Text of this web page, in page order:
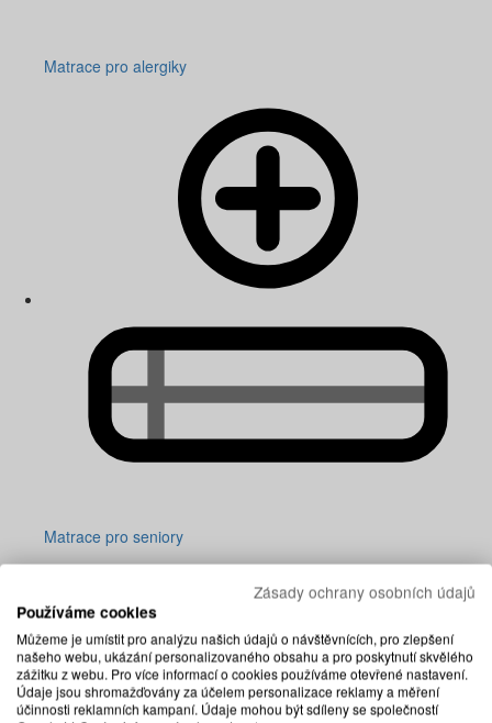
Matrace pro alergiky
Matrace pro seniory
Zásady ochrany osobních údajů
Používáme cookies
Můžeme je umístit pro analýzu našich údajů o návštěvnících, pro zlepšení
našeho webu, ukázání personalizovaného obsahu a pro poskytnutí skvělého
zážitku z webu. Pro více informací o cookies používáme otevřené nastavení.
Údaje jsou shromažďovány za účelem personalizace reklamy a měření
účinnosti reklamních kampaní. Údaje mohou být sdíleny se společností